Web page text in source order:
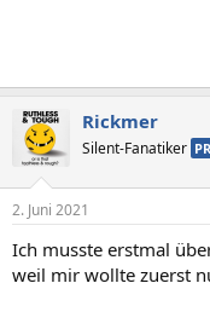
Rickmer
Silent-Fanatiker
2. Juni 2021
Ich musste erstmal
weil mir wollte zuerst